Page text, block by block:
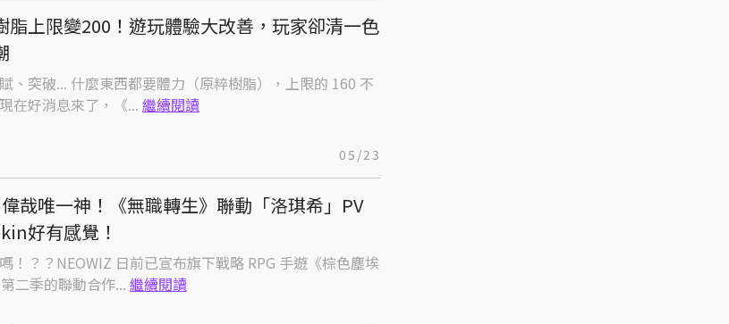
脂上限變200！遊玩體驗大改善，玩家卻清一色
、突破... 什麼東西都要體力（原粹樹脂），上限的 160 不
在好消息來了，《... 繼續閱讀
05/23
偉哉唯一神！《無職轉生》聯動「洛琪希」PV
好有感覺！
！？？NEOWIZ 日前已宣布旗下戰略 RPG 手遊《棕色塵埃
二季的聯動合作... 繼續閱讀